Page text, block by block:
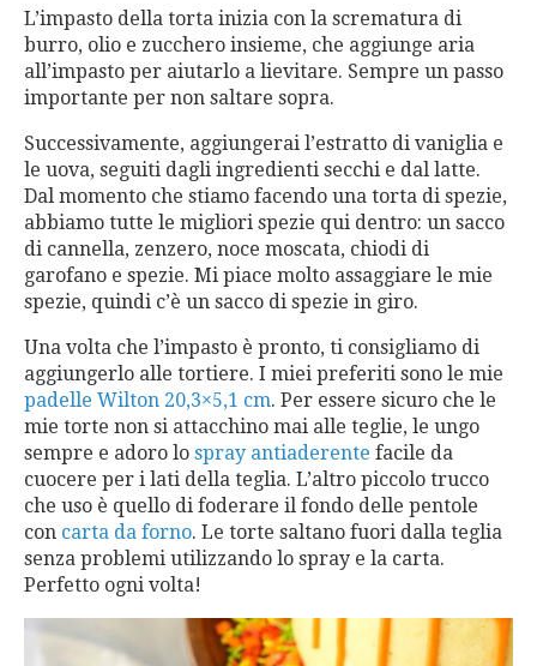
L’impasto della torta inizia con la scrematura di
burro, olio e zucchero insieme, che aggiunge aria
all’impasto per aiutarlo a lievitare. Sempre un passo
importante per non saltare sopra.
Successivamente, aggiungerai l’estratto di vaniglia e
le uova, seguiti dagli ingredienti secchi e dal latte.
Dal momento che stiamo facendo una torta di spezie,
abbiamo tutte le migliori spezie qui dentro: un sacco
di cannella, zenzero, noce moscata, chiodi di
garofano e spezie. Mi piace molto assaggiare le mie
spezie, quindi c’è un sacco di spezie in giro.
Una volta che l’impasto è pronto, ti consigliamo di
aggiungerlo alle tortiere. I miei preferiti sono le mie
padelle Wilton 20,3×5,1 cm. Per essere sicuro che le
mie torte non si attacchino mai alle teglie, le ungo
sempre e adoro lo spray antiaderente facile da
cuocere per i lati della teglia. L’altro piccolo trucco
che uso è quello di foderare il fondo delle pentole
con carta da forno. Le torte saltano fuori dalla teglia
senza problemi utilizzando lo spray e la carta.
Perfetto ogni volta!